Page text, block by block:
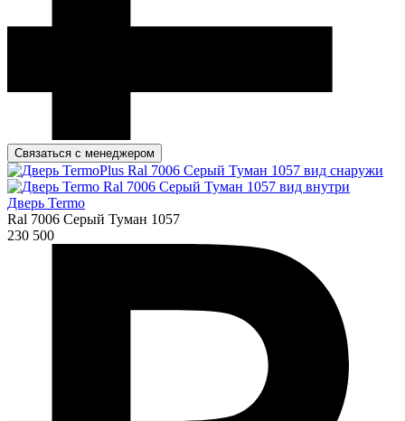
Связаться с менеджером
Дверь Termo
Ral 7006 Серый Туман 1057
230 500